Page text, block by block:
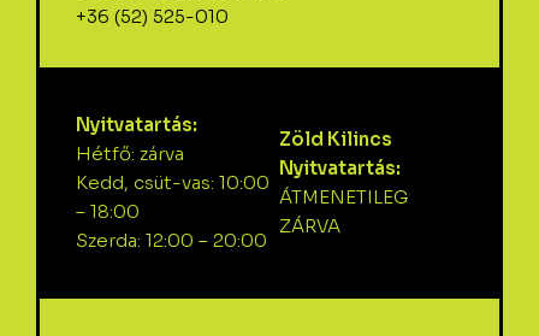
+36 (52) 525-010
Nyitvatartás:
Hétfő: zárva
Kedd, csüt-vas: 10:00
– 18:00
Szerda: 12:00 – 20:00
Zöld Kilincs
Nyitvatartás:
ÁTMENETILEG
ZÁRVA